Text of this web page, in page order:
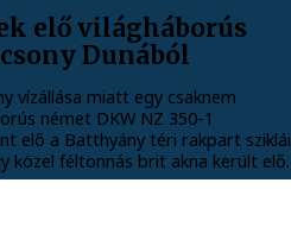
elő világháborús
Dunából
vízállása miatt egy csaknem
német DKW NZ 350-1
elő a Batthyány téri rakpart sziklái
közel féltonnás brit akna került elő.